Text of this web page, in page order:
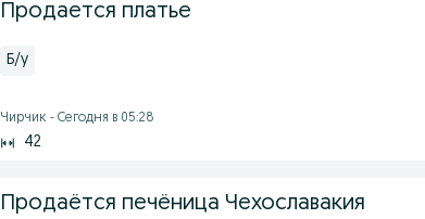
Продается платье
Б/у
Чирчик - Сегодня в 05:28
42
Продаётся печёница Чехославакия